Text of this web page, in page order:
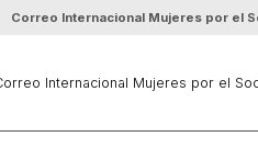
Correo Internacional Mujeres por el
Internacional Mujeres por el